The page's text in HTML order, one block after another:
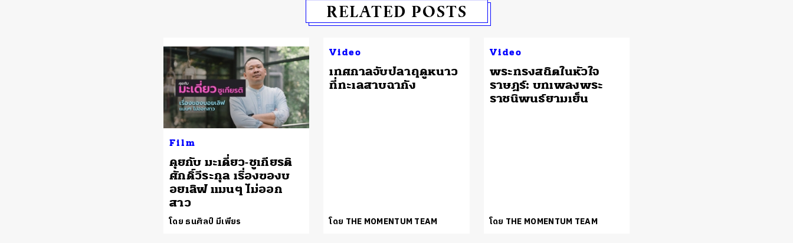
RELATED POSTS
Film
คุยกับ มะเดี่ยว-ชูเกียรติ
ศักดิ์วีระกุล เรื่องของบ
อยเลิฟ แมนๆ ไม่ออก
สาว
โดย ธนศิลป์ มีเพียร
Video
เทศกาลจับปลาฤดูหนาว
ที่ทะเลสาบฉากัง
โดย THE MOMENTUM TEAM
Video
พระทรงสถิตในหัวใจ
ราษฎร์: บทเพลงพระ
ราชนิพนธ์ยามเย็น
โดย THE MOMENTUM TEAM